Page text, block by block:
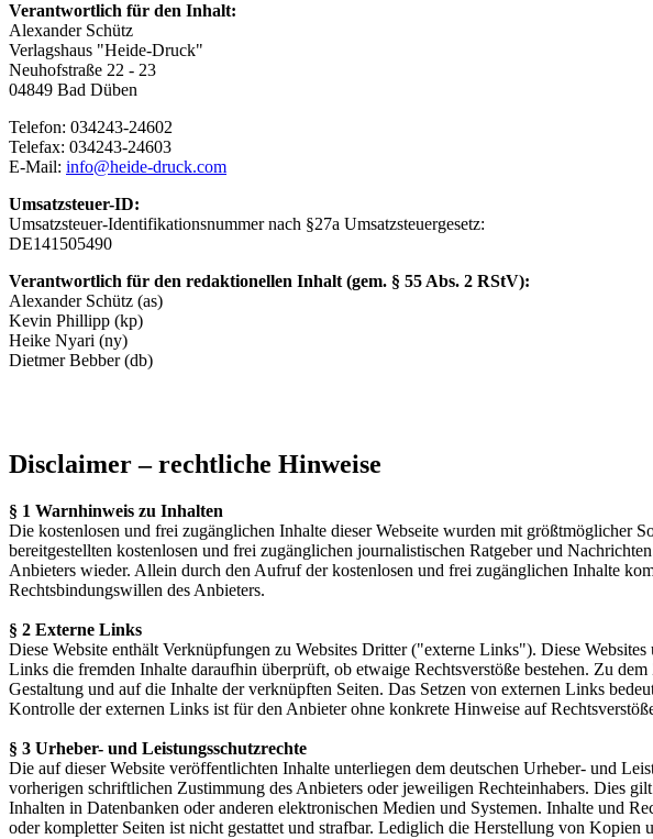
Verantwortlich für den Inhalt:
Alexander Schütz
Verlagshaus "Heide-Druck"
Neuhofstraße 22 - 23
04849 Bad Düben
Telefon: 034243-24602
Telefax: 034243-24603
E-Mail: info@heide-druck.com
Umsatzsteuer-ID:
Umsatzsteuer-Identifikationsnummer nach §27a Umsatzsteuergesetz:
DE141505490
Verantwortlich für den redaktionellen Inhalt (gem. § 55 Abs. 2 RStV):
Alexander Schütz (as)
Kevin Phillipp (kp)
Heike Nyari (ny)
Dietmer Bebber (db)
Disclaimer – rechtliche Hinweise
§ 1 Warnhinweis zu Inhalten
Die kostenlosen und frei zugänglichen Inhalte dieser Webseite wurden mit größtmöglicher
bereitgestellten kostenlosen und frei zugänglichen journalistischen Ratgeber und
Anbieters wieder. Allein durch den Aufruf der kostenlosen und frei zugänglichen Inhalte
Rechtsbindungswillen des Anbieters.
§ 2 Externe Links
Diese Website enthält Verknüpfungen zu Websites Dritter ("externe Links"). Diese
Links die fremden Inhalte daraufhin überprüft, ob etwaige Rechtsverstöße bestehen. Zu
Gestaltung und auf die Inhalte der verknüpften Seiten. Das Setzen von externen Links
Kontrolle der externen Links ist für den Anbieter ohne konkrete Hinweise auf
§ 3 Urheber- und Leistungsschutzrechte
Die auf dieser Website veröffentlichten Inhalte unterliegen dem deutschen Urheber- und
vorherigen schriftlichen Zustimmung des Anbieters oder jeweiligen Rechteinhabers. Dies
Inhalten in Datenbanken oder anderen elektronischen Medien und Systemen. Inhalte und
oder kompletter Seiten ist nicht gestattet und strafbar. Lediglich die Herstellung von